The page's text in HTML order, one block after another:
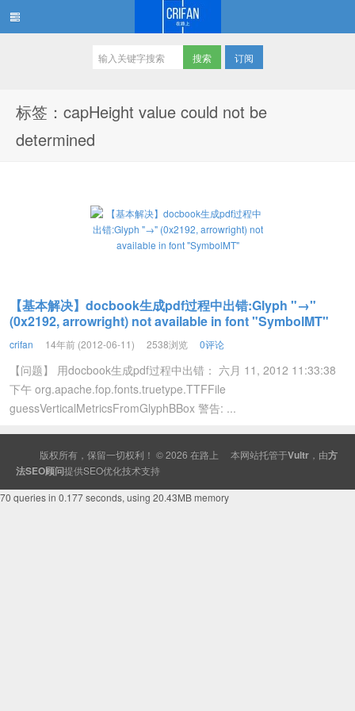
订阅
标签：capHeight value could not be
determined
【基本解决】docbook生成pdf过程中出错:Glyph "→"
(0x2192, arrowright) not available in font "SymbolMT"
crifan 14年前 (2012-06-11) 2538浏览 0评论
【问题】 用docbook生成pdf过程中出错： 六月 11, 2012 11:33:38
下午 org.apache.fop.fonts.truetype.TTFFile
guessVerticalMetricsFromGlyphBBox 警告: ...
版权所有，保留一切权利！ © 2026 在路上 本网站托管于Vultr ，由方
法SEO顾问提供SEO优化技术支持
70 queries in 0.177 seconds, using 20.43MB memory